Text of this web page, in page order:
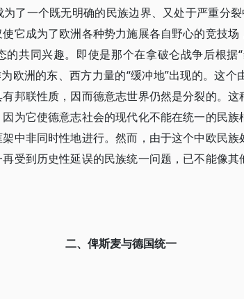
了一个既无明确的民族边界、又处于严重分
它成为了欧洲各种势力施展各自野心的竞技
共同兴趣。即使是那个在拿破仑战争后根据
欧洲的东、西方力量的“缓冲地”出现的。这个
邦联性质，因而德意志世界仍然是分裂的。
为它使德意志社会的现代化不能在统一的民族
中非同时性地进行。然而，由于这个中欧民
受到历史性延误的民族统一问题，已不能像
二、俾斯麦与德国统一